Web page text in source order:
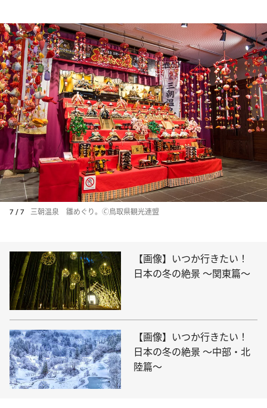
7 / 7 三朝温泉 雛めぐり。🄫鳥取県観光連盟
【画像】いつか行きたい！
日本の冬の絶景 ～関東篇～
【画像】いつか行きたい！
日本の冬の絶景 ～中部・北
陸篇～